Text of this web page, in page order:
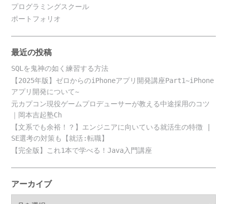
プログラミングスクール
ポートフォリオ
最近の投稿
SQLを鬼神の如く練習する方法
【2025年版】ゼロからのiPhoneアプリ開発講座Part1~iPhone
アプリ開発について~
元カプコン現役ゲームプロデューサーが教える中途採用のコツ
｜岡本吉起塾Ch
【文系でも余裕！？】エンジニアに向いている就活生の特徴 |
SE選考の対策も【就活:転職】
【完全版】これ1本で学べる！Java入門講座
アーカイブ